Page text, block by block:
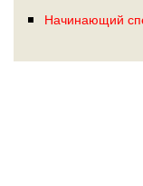
Начинающий